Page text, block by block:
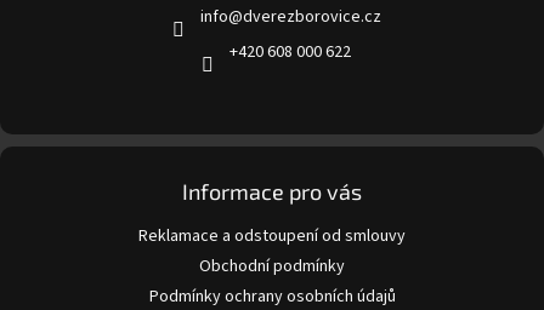
info@dverezborovice.cz
+420 608 000 622
Informace pro vás
Reklamace a odstoupení od smlouvy
Obchodní podmínky
Podmínky ochrany osobních údajů